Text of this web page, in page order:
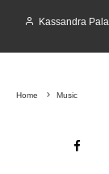
Kassandra
Home Music